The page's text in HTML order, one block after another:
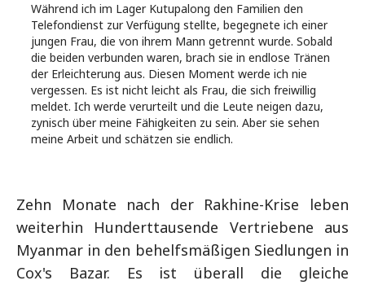
Während ich im Lager Kutupalong den Familien den
Telefondienst zur Verfügung stellte, begegnete ich einer
jungen Frau, die von ihrem Mann getrennt wurde. Sobald
die beiden verbunden waren, brach sie in endlose Tränen
der Erleichterung aus. Diesen Moment werde ich nie
vergessen. Es ist nicht leicht als Frau, die sich freiwillig
meldet. Ich werde verurteilt und die Leute neigen dazu,
zynisch über meine Fähigkeiten zu sein. Aber sie sehen
meine Arbeit und schätzen sie endlich.
Zehn Monate nach der Rakhine-Krise leben
weiterhin Hunderttausende Vertriebene aus
Myanmar in den behelfsmäßigen Siedlungen in
Cox's Bazar. Es ist überall die gleiche